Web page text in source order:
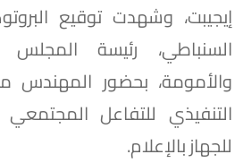
إيجيبت، وشهدت توقيع
السنباطي، رئيسة
والأمومة، بحضور المهندس
التنفيذي للتفاعل
للجهاز بالإعلام.